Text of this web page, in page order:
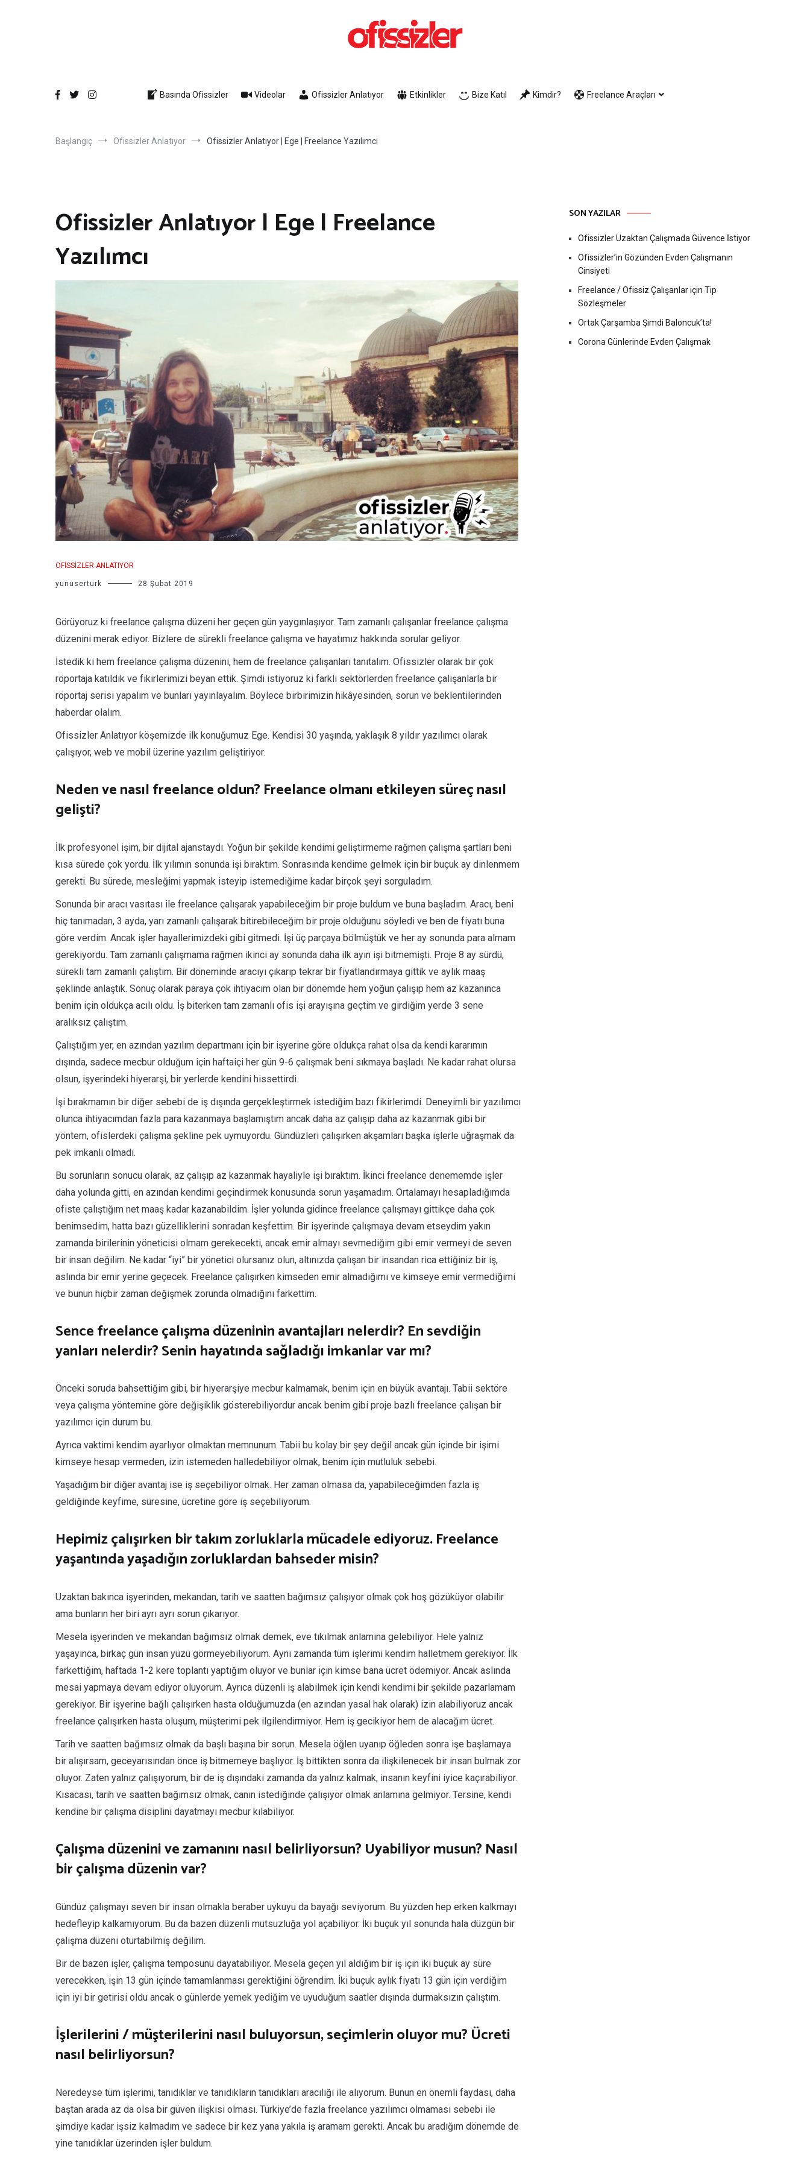
Basında Ofissizler
Videolar Ofissizler Anlatıyor Etkinlikler Bize Katıl Kimdir? Freelance Araçları
Başlangıç Ofissizler Anlatıyor Ofissizler Anlatıyor | Ege | Freelance Yazılımcı
Ofissizler Anlatıyor | Ege | Freelance
Yazılımcı
OFISSIZLER ANLATIYOR
yunuserturk 28 Şubat 2019
Görüyoruz ki freelance çalışma düzeni her geçen gün yaygınlaşıyor. Tam zamanlı çalışanlar freelance çalışma
düzenini merak ediyor. Bizlere de sürekli freelance çalışma ve hayatımız hakkında sorular geliyor.
İstedik ki hem freelance çalışma düzenini, hem de freelance çalışanları tanıtalım. Ofissizler olarak bir çok
röportaja katıldık ve fikirlerimizi beyan ettik. Şimdi istiyoruz ki farklı sektörlerden freelance çalışanlarla bir
röportaj serisi yapalım ve bunları yayınlayalım. Böylece birbirimizin hikâyesinden, sorun ve beklentilerinden
haberdar olalım.
Ofissizler Anlatıyor köşemizde ilk konuğumuz Ege. Kendisi 30 yaşında, yaklaşık 8 yıldır yazılımcı olarak
çalışıyor, web ve mobil üzerine yazılım geliştiriyor.
Neden ve nasıl freelance oldun? Freelance olmanı etkileyen süreç nasıl
gelişti?
İlk profesyonel işim, bir dijital ajanstaydı. Yoğun bir şekilde kendimi geliştirmeme rağmen çalışma şartları beni
kısa sürede çok yordu. İlk yılımın sonunda işi bıraktım. Sonrasında kendime gelmek için bir buçuk ay dinlenmem
gerekti. Bu sürede, mesleğimi yapmak isteyip istemediğime kadar birçok şeyi sorguladım.
Sonunda bir aracı vasıtası ile freelance çalışarak yapabileceğim bir proje buldum ve buna başladım. Aracı, beni
hiç tanımadan, 3 ayda, yarı zamanlı çalışarak bitirebileceğim bir proje olduğunu söyledi ve ben de fiyatı buna
göre verdim. Ancak işler hayallerimizdeki gibi gitmedi. İşi üç parçaya bölmüştük ve her ay sonunda para almam
gerekiyordu. Tam zamanlı çalışmama rağmen ikinci ay sonunda daha ilk ayın işi bitmemişti. Proje 8 ay sürdü,
sürekli tam zamanlı çalıştım. Bir döneminde aracıyı çıkarıp tekrar bir fiyatlandırmaya gittik ve aylık maaş
şeklinde anlaştık. Sonuç olarak paraya çok ihtiyacım olan bir dönemde hem yoğun çalışıp hem az kazanınca
benim için oldukça acılı oldu. İş biterken tam zamanlı ofis işi arayışına geçtim ve girdiğim yerde 3 sene
aralıksız çalıştım.
Çalıştığım yer, en azından yazılım departmanı için bir işyerine göre oldukça rahat olsa da kendi kararımın
dışında, sadece mecbur olduğum için haftaiçi her gün 9-6 çalışmak beni sıkmaya başladı. Ne kadar rahat olursa
olsun, işyerindeki hiyerarşi, bir yerlerde kendini hissettirdi.
İşi bırakmamın bir diğer sebebi de iş dışında gerçekleştirmek istediğim bazı fikirlerimdi. Deneyimli bir yazılımcı
olunca ihtiyacımdan fazla para kazanmaya başlamıştım ancak daha az çalışıp daha az kazanmak gibi bir
yöntem, ofislerdeki çalışma şekline pek uymuyordu. Gündüzleri çalışırken akşamları başka işlerle uğraşmak da
pek imkanlı olmadı.
Bu sorunların sonucu olarak, az çalışıp az kazanmak hayaliyle işi bıraktım. İkinci freelance denememde işler
daha yolunda gitti, en azından kendimi geçindirmek konusunda sorun yaşamadım. Ortalamayı hesapladığımda
ofiste çalıştığım net maaş kadar kazanabildim. İşler yolunda gidince freelance çalışmayı gittikçe daha çok
benimsedim, hatta bazı güzelliklerini sonradan keşfettim. Bir işyerinde çalışmaya devam etseydim yakın
zamanda birilerinin yöneticisi olmam gerekecekti, ancak emir almayı sevmediğim gibi emir vermeyi de seven
bir insan değilim. Ne kadar “iyi” bir yönetici olursanız olun, altınızda çalışan bir insandan rica ettiğiniz bir iş,
aslında bir emir yerine geçecek. Freelance çalışırken kimseden emir almadığımı ve kimseye emir vermediğimi
ve bunun hiçbir zaman değişmek zorunda olmadığını farkettim.
Sence freelance çalışma düzeninin avantajları nelerdir? En sevdiğin
yanları nelerdir? Senin hayatında sağladığı imkanlar var mı?
Önceki soruda bahsettiğim gibi, bir hiyerarşiye mecbur kalmamak, benim için en büyük avantajı. Tabii sektöre
veya çalışma yöntemine göre değişiklik gösterebiliyordur ancak benim gibi proje bazlı freelance çalışan bir
yazılımcı için durum bu.
Ayrıca vaktimi kendim ayarlıyor olmaktan memnunum. Tabii bu kolay bir şey değil ancak gün içinde bir işimi
kimseye hesap vermeden, izin istemeden halledebiliyor olmak, benim için mutluluk sebebi.
Yaşadığım bir diğer avantaj ise iş seçebiliyor olmak. Her zaman olmasa da, yapabileceğimden fazla iş
geldiğinde keyfime, süresine, ücretine göre iş seçebiliyorum.
Hepimiz çalışırken bir takım zorluklarla mücadele ediyoruz. Freelance
yaşantında yaşadığın zorluklardan bahseder misin?
Uzaktan bakınca işyerinden, mekandan, tarih ve saatten bağımsız çalışıyor olmak çok hoş gözüküyor olabilir
ama bunların her biri ayrı ayrı sorun çıkarıyor.
Mesela işyerinden ve mekandan bağımsız olmak demek, eve tıkılmak anlamına gelebiliyor. Hele yalnız
yaşayınca, birkaç gün insan yüzü görmeyebiliyorum. Aynı zamanda tüm işlerimi kendim halletmem gerekiyor. İlk
farkettiğim, haftada 1-2 kere toplantı yaptığım oluyor ve bunlar için kimse bana ücret ödemiyor. Ancak aslında
mesai yapmaya devam ediyor oluyorum. Ayrıca düzenli iş alabilmek için kendi kendimi bir şekilde pazarlamam
gerekiyor. Bir işyerine bağlı çalışırken hasta olduğumuzda (en azından yasal hak olarak) izin alabiliyoruz ancak
freelance çalışırken hasta oluşum, müşterimi pek ilgilendirmiyor. Hem iş gecikiyor hem de alacağım ücret.
Tarih ve saatten bağımsız olmak da başlı başına bir sorun. Mesela öğlen uyanıp öğleden sonra işe başlamaya
bir alışırsam, geceyarısından önce iş bitmemeye başlıyor. İş bittikten sonra da ilişkilenecek bir insan bulmak zor
oluyor. Zaten yalnız çalışıyorum, bir de iş dışındaki zamanda da yalnız kalmak, insanın keyfini iyice kaçırabiliyor.
Kısacası, tarih ve saatten bağımsız olmak, canın istediğinde çalışıyor olmak anlamına gelmiyor. Tersine, kendi
kendine bir çalışma disiplini dayatmayı mecbur kılabiliyor.
Çalışma düzenini ve zamanını nasıl belirliyorsun? Uyabiliyor musun? Nasıl
bir çalışma düzenin var?
Gündüz çalışmayı seven bir insan olmakla beraber uykuyu da bayağı seviyorum. Bu yüzden hep erken kalkmayı
hedefleyip kalkamıyorum. Bu da bazen düzenli mutsuzluğa yol açabiliyor. İki buçuk yıl sonunda hala düzgün bir
çalışma düzeni oturtabilmiş değilim.
Bir de bazen işler, çalışma temposunu dayatabiliyor. Mesela geçen yıl aldığım bir iş için iki buçuk ay süre
verecekken, işin 13 gün içinde tamamlanması gerektiğini öğrendim. İki buçuk aylık fiyatı 13 gün için verdiğim
için iyi bir getirisi oldu ancak o günlerde yemek yediğim ve uyuduğum saatler dışında durmaksızın çalıştım.
İşlerilerini / müşterilerini nasıl buluyorsun, seçimlerin oluyor mu? Ücreti
nasıl belirliyorsun?
Neredeyse tüm işlerimi, tanıdıklar ve tanıdıkların tanıdıkları aracılığı ile alıyorum. Bunun en önemli faydası, daha
baştan arada az da olsa bir güven ilişkisi olması. Türkiye’de fazla freelance yazılımcı olmaması sebebi ile
şimdiye kadar işsiz kalmadım ve sadece bir kez yana yakıla iş aramam gerekti. Ancak bu aradığım dönemde de
yine tanıdıklar üzerinden işler buldum.
SON YAZILAR
Ofissizler Uzaktan Çalışmada Güvence İstiyor
Ofissizler’in Gözünden Evden Çalışmanın
Cinsiyeti
Freelance / Ofissiz Çalışanlar için Tip
Sözleşmeler
Ortak Çarşamba Şimdi Baloncuk’ta!
Corona Günlerinde Evden Çalışmak